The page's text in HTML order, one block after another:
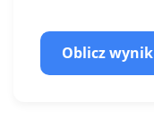
Oblicz wynik